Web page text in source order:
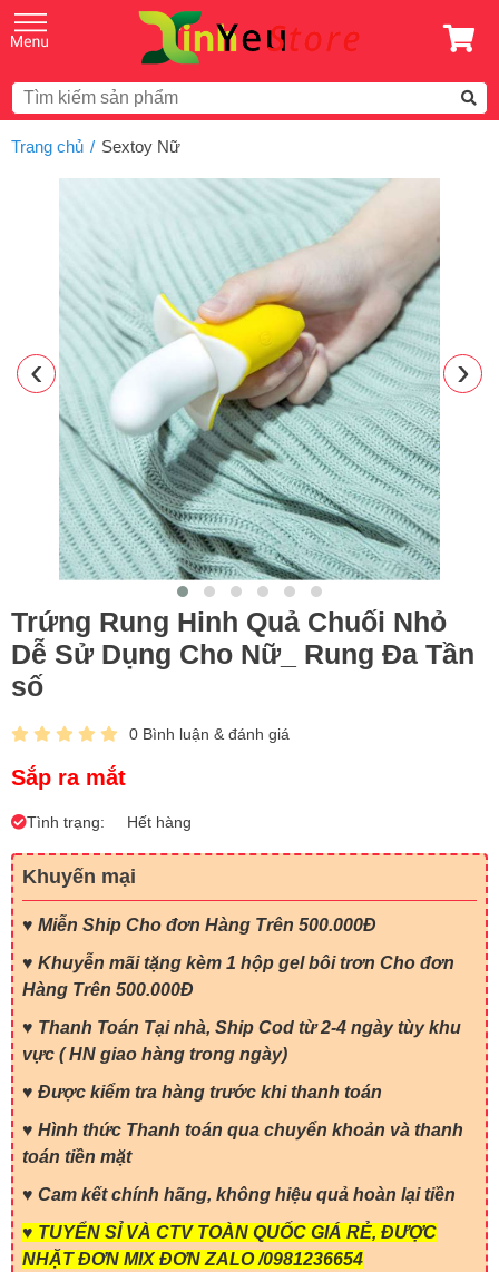
Trang chủ Sextoy Nữ
‹ ›
Trứng Rung Hinh Quả Chuối Nhỏ
Dễ Sử Dụng Cho Nữ_ Rung Đa Tần
số
0 Bình luận & đánh giá
Sắp ra mắt
Tình trạng: Hết hàng
Khuyến mại
♥ Miễn Ship Cho đơn Hàng Trên 500.000Đ
♥ Khuyễn mãi tặng kèm 1 hộp gel bôi trơn Cho đơn
Hàng Trên 500.000Đ
♥ Thanh Toán Tại nhà, Ship Cod từ 2-4 ngày tùy khu
vực ( HN giao hàng trong ngày)
♥ Được kiểm tra hàng trước khi thanh toán
♥ Hình thức Thanh toán qua chuyển khoản và thanh
toán tiền mặt
♥ Cam kết chính hãng, không hiệu quả hoàn lại tiền
♥ TUYỂN SỈ VÀ CTV TOÀN QUỐC GIÁ RẺ, ĐƯỢC
NHẶT ĐƠN MIX ĐƠN ZALO /0981236654